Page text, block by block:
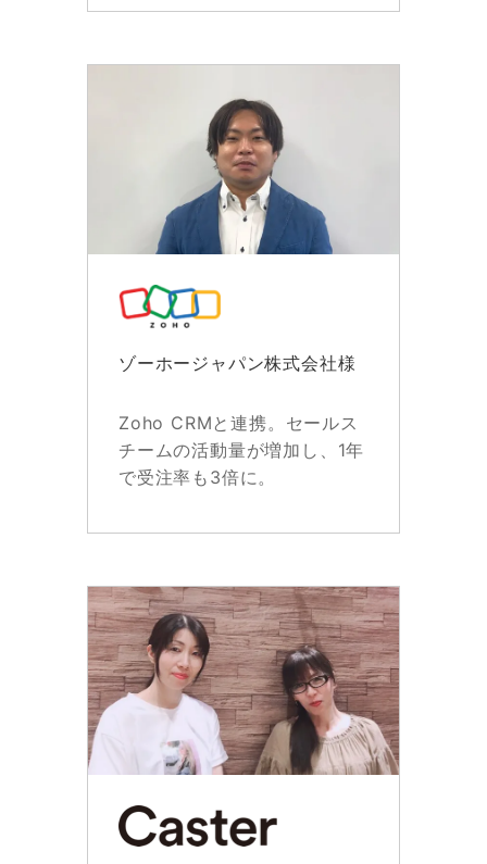
ゾーホージャパン株式会社様
Zoho CRMと連携。セールス
チームの活動量が増加し、1年
で受注率も3倍に。